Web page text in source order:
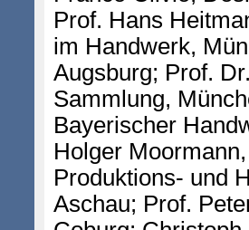
Prof. Hans
im Handwerk,
Augsburg; Prof.
Sammlung,
Bayerischer
Holger
Produktions- und
Aschau; Prof.